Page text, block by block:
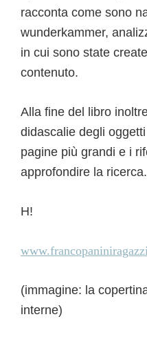
racconta come sono
wunderkammer,
in cui sono state
contenuto.
Alla fine del libro
didascalie degli
pagine più grandi e i
approfondire la ricerca.
H!
(immagine: la
interne)